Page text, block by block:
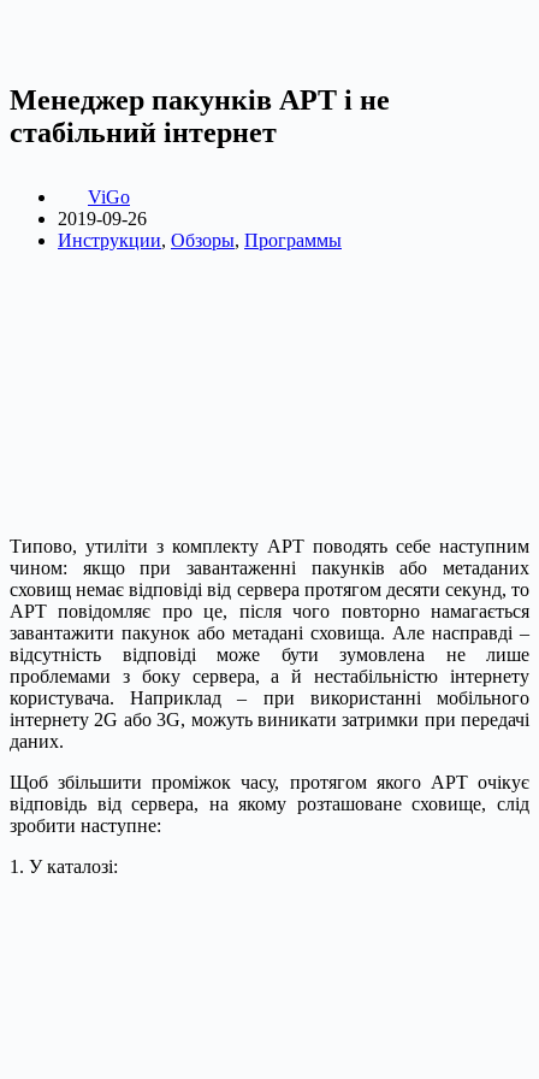
Менеджер пакунків APT і не
стабільний інтернет
ViGo
2019-09-26
Инструкции, Обзоры, Программы
Типово, утиліти з комплекту APT поводять себе наступним
чином: якщо при завантаженні пакунків або метаданих
сховищ немає відповіді від сервера протягом десяти секунд, то
APT повідомляє про це, після чого повторно намагається
завантажити пакунок або метадані сховища. Але насправді –
відсутність відповіді може бути зумовлена не лише
проблемами з боку сервера, а й нестабільністю інтернету
користувача. Наприклад – при використанні мобільного
інтернету 2G або 3G, можуть виникати затримки при передачі
даних.
Щоб збільшити проміжок часу, протягом якого APT очікує
відповідь від сервера, на якому розташоване сховище, слід
зробити наступне:
1. У каталозі: